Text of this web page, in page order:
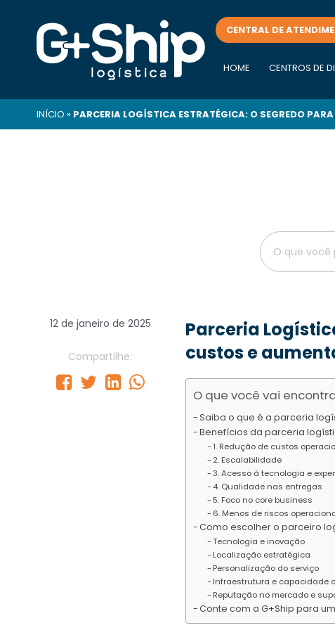
CENTRAL DE
HOME CENTROS DE
INÍCIO » PARCERIA LOGÍSTICA ESTRATÉGICA: O SEGREDO
12 de janeiro de 2025
Compartilhe:
Parceria
custos e
O que você vai
Saiba o que é a parceria
Benefícios da parceria
1. Redução de custos
2. Escalabilidade
3. Acesso à tecnologia e
4. Qualidade nas entregas
5. Foco no core business
6. Menos de riscos
Como escolher o parceiro
Tecnologia e inovação
Localização estratégica
Personalização do serviço
Infraestrutura e capacidade
Reputação no mercado e
Conte com a G+Ship para